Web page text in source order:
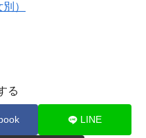
）
る
LINE